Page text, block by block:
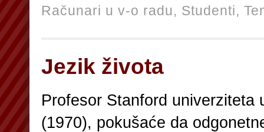
Računari u v-o radu, Studenti,
Jezik života
Profesor Stanford univerziteta
(1970), pokušaće da